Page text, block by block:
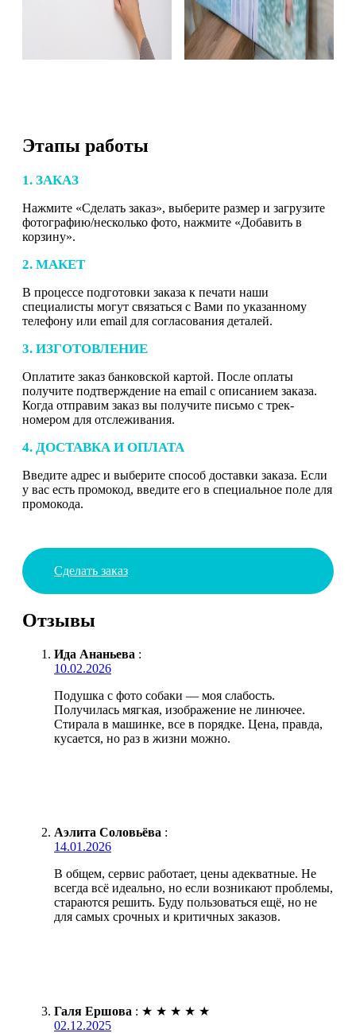
Этапы работы
1. ЗАКАЗ
Нажмите «Сделать заказ», выберите размер и загрузите
фотографию/несколько фото, нажмите «Добавить в
корзину».
2. МАКЕТ
В процессе подготовки заказа к печати наши
специалисты могут связаться с Вами по указанному
телефону или email для согласования деталей.
3. ИЗГОТОВЛЕНИЕ
Оплатите заказ банковской картой. После оплаты
получите подтверждение на email с описанием заказа.
Когда отправим заказ вы получите письмо с трек-
номером для отслеживания.
4. ДОСТАВКА И ОПЛАТА
Введите адрес и выберите способ доставки заказа. Если
у вас есть промокод, введите его в специальное поле для
промокода.
Сделать заказ
Отзывы
Ида Ананьева :
10.02.2026
Подушка с фото собаки — моя слабость.
Получилась мягкая, изображение не линючее.
Стирала в машинке, все в порядке. Цена, правда,
кусается, но раз в жизни можно.
Аэлита Соловьёва :
14.01.2026
В общем, сервис работает, цены адекватные. Не
всегда всё идеально, но если возникают проблемы,
стараются решить. Буду пользоваться ещё, но не
для самых срочных и критичных заказов.
Галя Ершова : ★ ★ ★ ★ ★
02.12.2025